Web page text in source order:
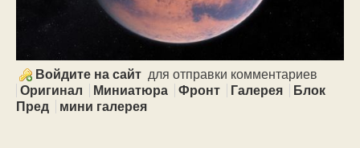
Войдите на сайт для отправки комментариев
Оригинал
Миниатюра Фронт Галерея
Блок
Пред
мини галерея